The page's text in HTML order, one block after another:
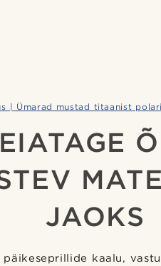
| Ümarad mustad titaanist
JAOKS
kaalu,